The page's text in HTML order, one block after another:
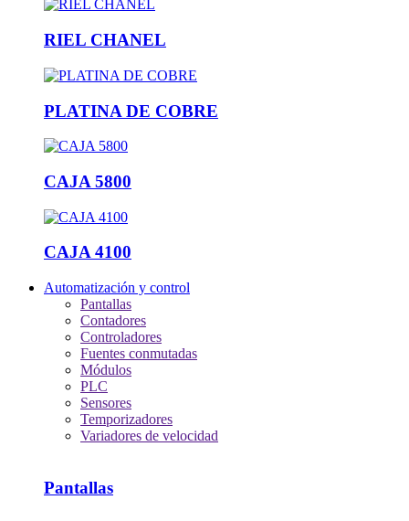
RIEL CHANEL
PLATINA DE COBRE
CAJA 5800
CAJA 4100
Automatización y control
Pantallas
Contadores
Controladores
Fuentes conmutadas
Módulos
PLC
Sensores
Temporizadores
Variadores de velocidad
Pantallas